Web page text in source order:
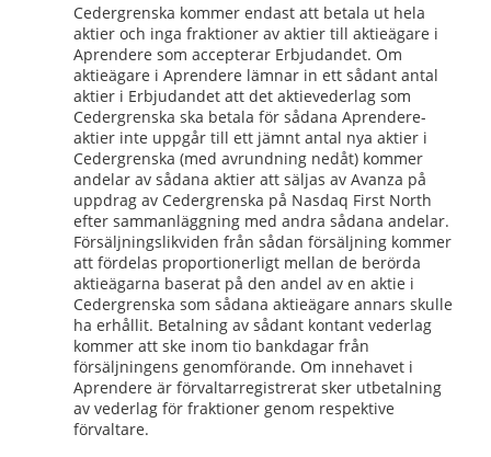
Cedergrenska kommer endast att betala ut hela
aktier och inga fraktioner av aktier till aktieägare i
Aprendere som accepterar Erbjudandet. Om
aktieägare i Aprendere lämnar in ett sådant antal
aktier i Erbjudandet att det aktievederlag som
Cedergrenska ska betala för sådana Aprendere-
aktier inte uppgår till ett jämnt antal nya aktier i
Cedergrenska (med avrundning nedåt) kommer
andelar av sådana aktier att säljas av Avanza på
uppdrag av Cedergrenska på Nasdaq First North
efter sammanläggning med andra sådana andelar.
Försäljningslikviden från sådan försäljning kommer
att fördelas proportionerligt mellan de berörda
aktieägarna baserat på den andel av en aktie i
Cedergrenska som sådana aktieägare annars skulle
ha erhållit. Betalning av sådant kontant vederlag
kommer att ske inom tio bankdagar från
försäljningens genomförande. Om innehavet i
Aprendere är förvaltarregistrerat sker utbetalning
av vederlag för fraktioner genom respektive
förvaltare.